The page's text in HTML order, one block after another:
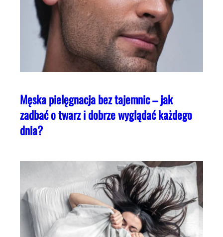
Męska pielęgnacja bez tajemnic – jak
zadbać o twarz i dobrze wyglądać każdego
dnia?